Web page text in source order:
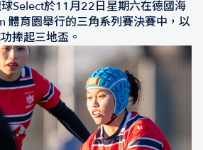
Select於11月22日星期六在德國海
體育園舉行的三角系列賽決賽中，以
捧起三地盃。